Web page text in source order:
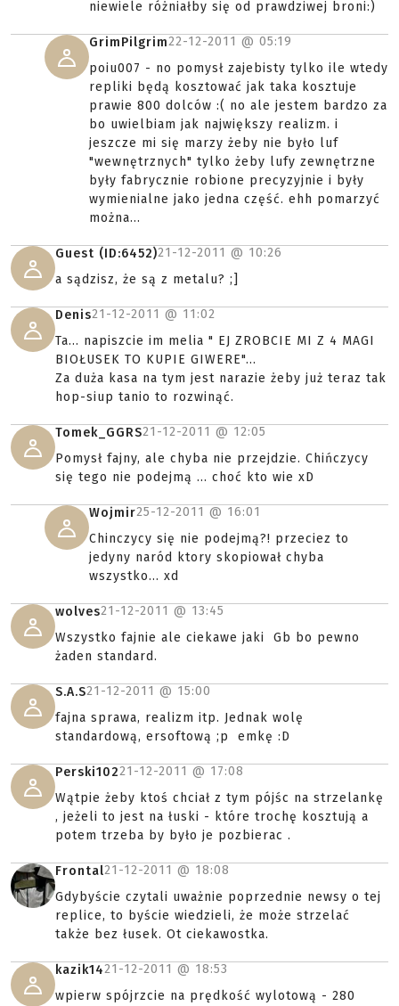
niewiele różniałby się od prawdziwej broni:)
GrimPilgrim22-12-2011 @ 05:19
poiu007 - no pomysł zajebisty tylko ile wtedy
repliki będą kosztować jak taka kosztuje
prawie 800 dolców :( no ale jestem bardzo za
bo uwielbiam jak największy realizm. i
jeszcze mi się marzy żeby nie było luf
"wewnętrznych" tylko żeby lufy zewnętrzne
były fabrycznie robione precyzyjnie i były
wymienialne jako jedna część. ehh pomarzyć
można...
Guest (ID:6452)21-12-2011 @ 10:26
a sądzisz, że są z metalu? ;]
Denis21-12-2011 @ 11:02
Ta... napiszcie im melia " EJ ZROBCIE MI Z 4 MAGI
BIOŁUSEK TO KUPIE GIWERE"...
Za duża kasa na tym jest narazie żeby już teraz tak
hop-siup tanio to rozwinąć.
Tomek_GGRS21-12-2011 @ 12:05
Pomysł fajny, ale chyba nie przejdzie. Chińczycy
się tego nie podejmą ... choć kto wie xD
Wojmir25-12-2011 @ 16:01
Chinczycy się nie podejmą?! przeciez to
jedyny naród ktory skopiował chyba
wszystko... xd
wolves21-12-2011 @ 13:45
Wszystko fajnie ale ciekawe jaki Gb bo pewno
żaden standard.
S.A.S21-12-2011 @ 15:00
fajna sprawa, realizm itp. Jednak wolę
standardową, ersoftową ;p emkę :D
Perski10221-12-2011 @ 17:08
Wątpie żeby ktoś chciał z tym pójśc na strzelankę
, jeżeli to jest na łuski - które trochę kosztują a
potem trzeba by było je pozbierac .
Frontal21-12-2011 @ 18:08
Gdybyście czytali uważnie poprzednie newsy o tej
replice, to byście wiedzieli, że może strzelać
także bez łusek. Ot ciekawostka.
kazik1421-12-2011 @ 18:53
wpierw spójrzcie na prędkość wylotową - 280